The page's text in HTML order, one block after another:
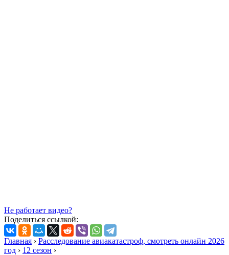
Не работает видео?
Поделиться ссылкой:
Главная › Расследование авиакатастроф, смотреть онлайн 2026
год › 12 сезон ›